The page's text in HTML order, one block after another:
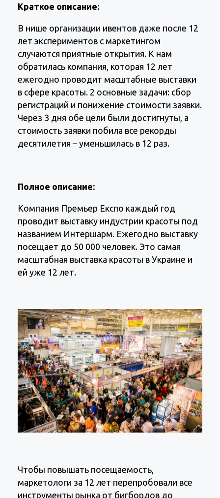
Краткое описание:
В нише организации ивентов даже после 12
лет экспериментов с маркетингом
случаются приятные открытия. К нам
обратилась компания, которая 12 лет
ежегодно проводит масштабные выставки
в сфере красоты. 2 основные задачи: сбор
регистраций и понижение стоимости заявки.
Через 3 дня обе цели были достигнуты, а
стоимость заявки побила все рекорды
десятилетия – уменьшилась в 12 раз.
Полное описание:
Компания Премьер Експо каждый год
проводит выставку индустрии красоты под
названием Интершарм. Ежегодно выставку
посещает до 50 000 человек. Это самая
масштабная выставка красоты в Украине и
ей уже 12 лет.
Чтобы повышать посещаемость,
маркетологи за 12 лет перепробовали все
инструменты рынка от бигбордов до